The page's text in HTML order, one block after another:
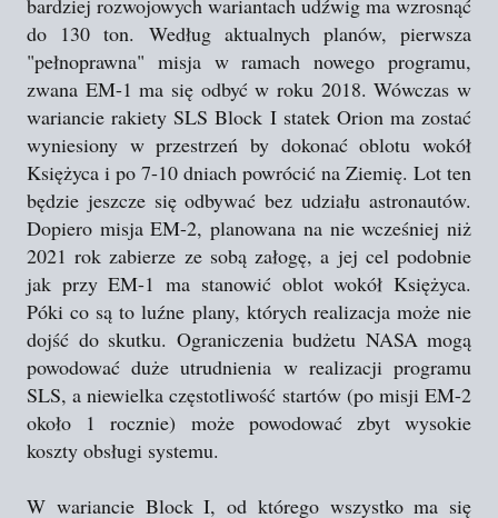
do 130 ton. Według aktualnych planów, pierwsza
"pełnoprawna" misja w ramach nowego programu,
zwana EM-1 ma się odbyć w roku 2018. Wówczas w
wariancie rakiety SLS Block I statek Orion ma zostać
wyniesiony w przestrzeń by dokonać oblotu wokół
Księżyca i po 7-10 dniach powrócić na Ziemię. Lot ten
będzie jeszcze się odbywać bez udziału astronautów.
Dopiero misja EM-2, planowana na nie wcześniej niż
2021 rok zabierze ze sobą załogę, a jej cel podobnie
jak przy EM-1 ma stanowić oblot wokół Księżyca.
Póki co są to luźne plany, których realizacja może nie
dojść do skutku. Ograniczenia budżetu NASA mogą
powodować duże utrudnienia w realizacji programu
SLS, a niewielka częstotliwość startów (po misji EM-2
około 1 rocznie) może powodować zbyt wysokie
koszty obsługi systemu.
W wariancie Block I, od którego wszystko ma się